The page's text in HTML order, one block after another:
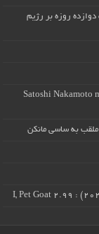
روزه بر رژیم
Satoshi Nakamoto
به ساسی مانکن